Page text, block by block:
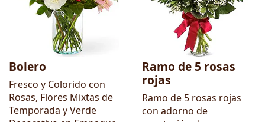
Bolero
Fresco y Colorido con
Rosas, Flores Mixtas de
Temporada y Verde
Ramo de 5 rosas
rojas
Ramo de 5 rosas rojas
con adorno de